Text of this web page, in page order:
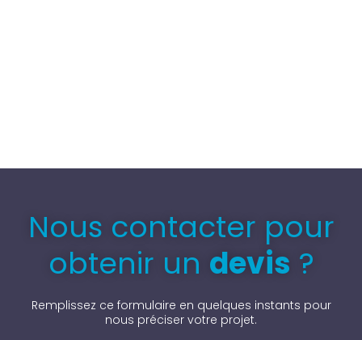
Nous contacter pour
obtenir un devis ?
Remplissez ce formulaire en quelques instants pour
nous préciser votre projet.